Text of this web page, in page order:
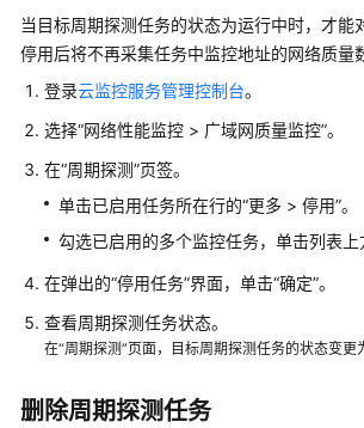
分
析
与
控
网
质
监
控
测）
当目标周期探测任务的状态为运行中时，才能
停用后将不再采集任务中监控地址的网络质量
登录云监控服务管理控制台。
选择“网络性能监控 > 广域网质量监控”。
在“周期探测”页签。
单击已启用任务所在行的“更多 > 停用”。
勾选已启用的多个监控任务，单击列表上
在弹出的“停用任务”界面，单击“确定”。
查看周期探测任务状态。
在“周期探测”页面，目标周期探测任务的状态变更
删除周期探测任务